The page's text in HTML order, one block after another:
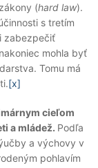
(hard law).
s tretím
zabezpečiť
mohla byť
Tomu má
[x]
cieľom
a mládež. Podľa
a výchovy v
pohlavím